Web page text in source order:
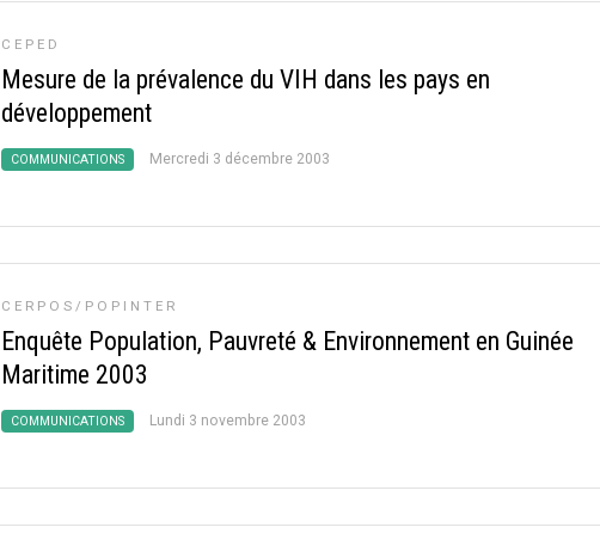
CEPED
Mesure de la prévalence du VIH dans les pays en
développement
COMMUNICATIONS Mercredi 3 décembre 2003
CERPOS/POPINTER
Enquête Population, Pauvreté & Environnement en Guinée
Maritime 2003
COMMUNICATIONS Lundi 3 novembre 2003